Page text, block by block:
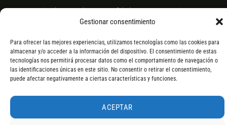
Gestionar consentimiento
Para ofrecer las mejores experiencias, utilizamos tecnologías como las cookies para
almacenar y/o acceder a la información del dispositivo. El consentimiento de estas
tecnologías nos permitirá procesar datos como el comportamiento de navegación o
las identificaciones únicas en este sitio. No consentir o retirar el consentimiento,
puede afectar negativamente a ciertas características y funciones.
ACEPTAR
* Financiación instantánea con Cofidis hasta 6.000 € sin intereses.
Gasto de apertura: 4% hasta 18 meses y 7% a 24 meses. Consulta
* Los modelos con entrega inmediata se envían 24 h laborables tras el
pago; los de bajo pedido se confirman con un asesor. Si no fuera posible
servir el producto, se devuelve el importe sin coste. La información de
componentes es orientativa; los fabricantes pueden sustituir elementos